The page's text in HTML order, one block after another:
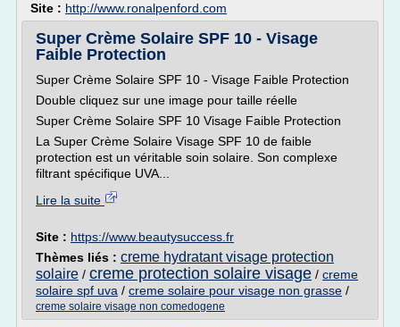
Site : http://www.ronalpenford.com
Super Crème Solaire SPF 10 - Visage
Faible Protection
Super Crème Solaire SPF 10 - Visage Faible Protection
Double cliquez sur une image pour taille réelle
Super Crème Solaire SPF 10 Visage Faible Protection
La Super Crème Solaire Visage SPF 10 de faible
protection est un véritable soin solaire. Son complexe
filtrant spécifique UVA...
Lire la suite
Site : https://www.beautysuccess.fr
Thèmes liés : creme hydratant visage protection
solaire / creme protection solaire visage / creme
solaire spf uva / creme solaire pour visage non grasse /
creme solaire visage non comedogene